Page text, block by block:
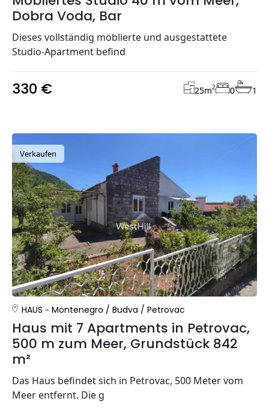
Dobra Voda, Bar
Dieses vollständig möblierte und ausgestattete
Studio-Apartment befind
330 € 25m2 0 1
Verkaufen
HAUS Montenegro / Budva / Petrovac
Haus mit 7 Apartments in Petrovac,
500 m zum Meer, Grundstück 842
m²
Das Haus befindet sich in Petrovac, 500 Meter vom
Meer entfernt. Die g